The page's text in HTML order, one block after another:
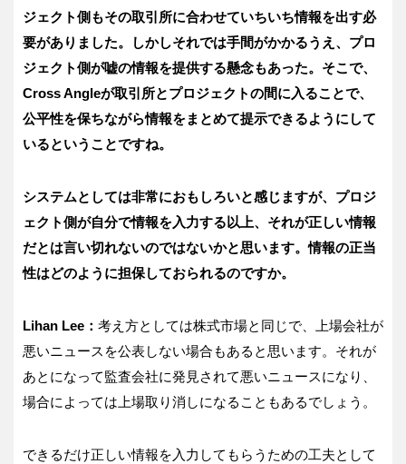
ジェクト側もその取引所に合わせていちいち情報を出す必
要がありました。しかしそれでは手間がかかるうえ、プロ
ジェクト側が嘘の情報を提供する懸念もあった。そこで、
Cross Angleが取引所とプロジェクトの間に入ることで、
公平性を保ちながら情報をまとめて提示できるようにして
いるということですね。
システムとしては非常におもしろいと感じますが、プロジ
ェクト側が自分で情報を入力する以上、それが正しい情報
だとは言い切れないのではないかと思います。情報の正当
性はどのように担保しておられるのですか。
Lihan Lee： 考え方としては株式市場と同じで、上場会社が
悪いニュースを公表しない場合もあると思います。それが
あとになって監査会社に発見されて悪いニュースになり、
場合によっては上場取り消しになることもあるでしょう。
できるだけ正しい情報を入力してもらうための工夫として